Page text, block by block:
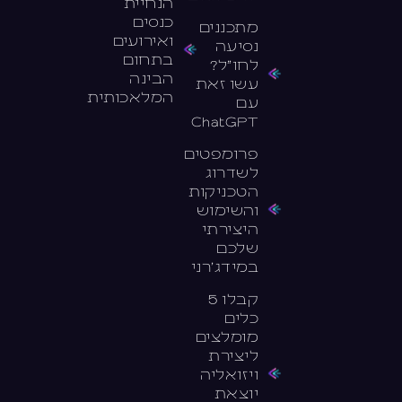
מתכננים
נסיעה
לחו״ל?
עשו זאת
עם
ChatGPT
פרומפטים
לשדרוג
הטכניקות
והשימוש
היצירתי
שלכם
במידג׳רני
קבלו 5
כלים
מומלצים
ליצירת
ויזואליה
יוצאת
כנסים
ואירועים
בתחום
הבינה
המלאכותית